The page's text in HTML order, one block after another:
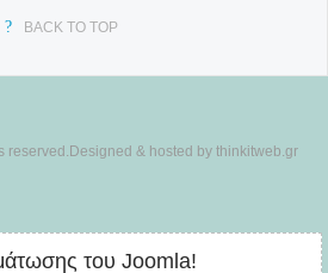
BACK TO TOP
reserved.Designed & hosted by thinkitweb.gr
του Joomla!